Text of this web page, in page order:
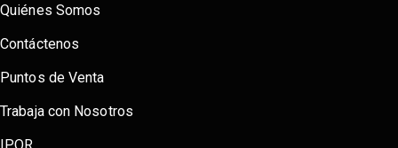
Quiénes Somos
Contáctenos
Puntos de Venta
Trabaja con Nosotros